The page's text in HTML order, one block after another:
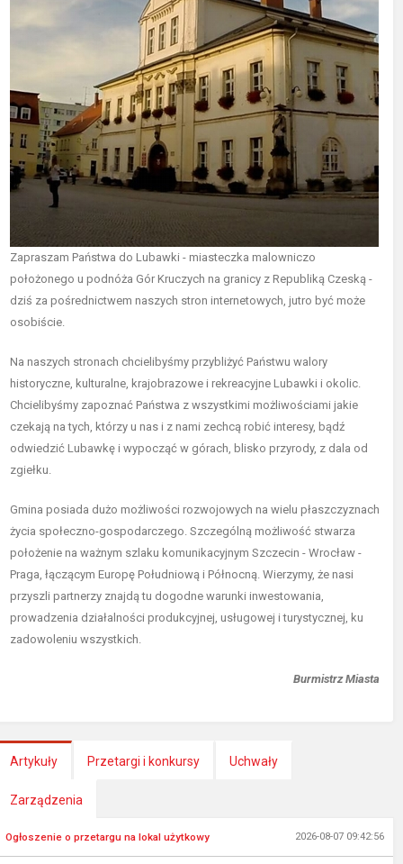
Zapraszam Państwa do Lubawki - miasteczka malowniczo
położonego u podnóża Gór Kruczych na granicy z Republiką Czeską -
dziś za pośrednictwem naszych stron internetowych, jutro być może
osobiście.
Na naszych stronach chcielibyśmy przybliżyć Państwu walory
historyczne, kulturalne, krajobrazowe i rekreacyjne Lubawki i okolic.
Chcielibyśmy zapoznać Państwa z wszystkimi możliwościami jakie
czekają na tych, którzy u nas i z nami zechcą robić interesy, bądź
odwiedzić Lubawkę i wypocząć w górach, blisko przyrody, z dala od
zgiełku.
Gmina posiada dużo możliwości rozwojowych na wielu płaszczyznach
życia społeczno-gospodarczego. Szczególną możliwość stwarza
położenie na ważnym szlaku komunikacyjnym Szczecin - Wrocław -
Praga, łączącym Europę Południową i Północną. Wierzymy, że nasi
przyszli partnerzy znajdą tu dogodne warunki inwestowania,
prowadzenia działalności produkcyjnej, usługowej i turystycznej, ku
zadowoleniu wszystkich.
Burmistrz Miasta
Artykuły Przetargi i konkursy Uchwały
Zarządzenia
Ogłoszenie o przetargu na lokal użytkowy 2026-08-07 09:42:56